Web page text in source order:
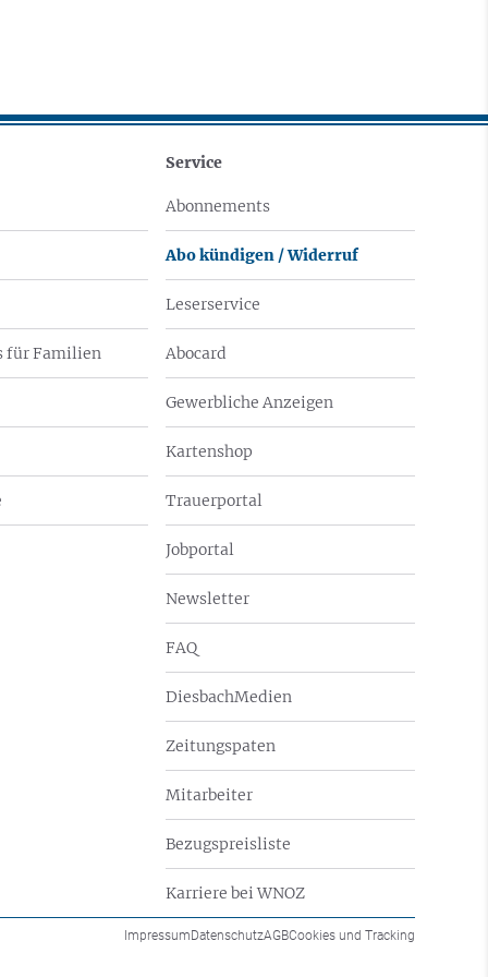
für Familien
Service
Abonnements
Abo kündigen / Widerruf
Leserservice
Abocard
Gewerbliche Anzeigen
Kartenshop
Trauerportal
Jobportal
Newsletter
FAQ
DiesbachMedien
Zeitungspaten
Mitarbeiter
Bezugspreisliste
Karriere bei WNOZ
ImpressumDatenschutzAGBCookies und Tracking